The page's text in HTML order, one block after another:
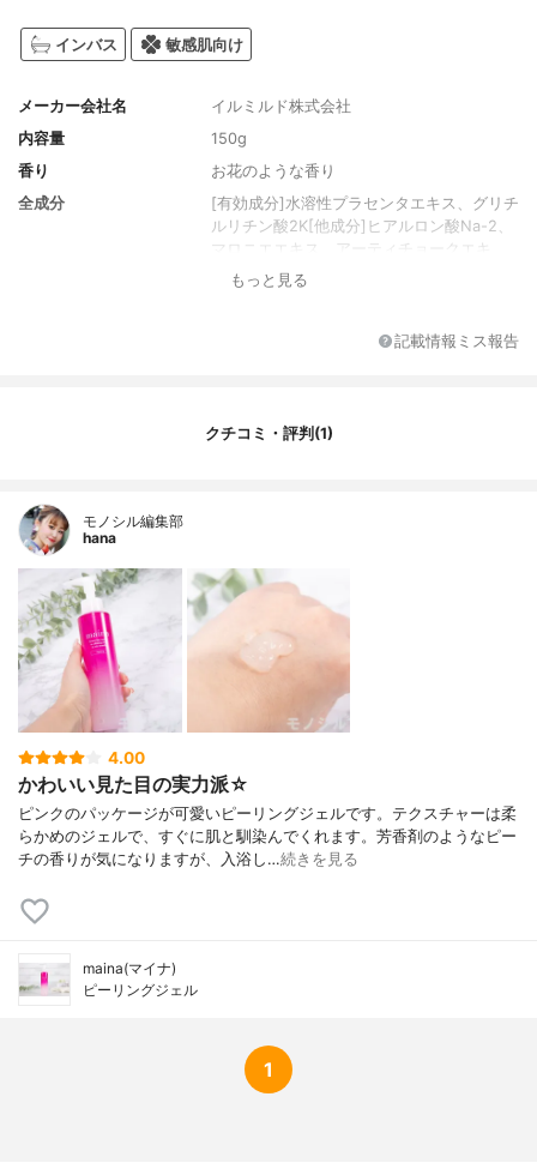
インバス 敏感肌向け
メーカー会社名
イルミルド株式会社
内容量
150g
香り
お花のような香り
全成分
[有効成分]水溶性プラセンタエキス、グリチ
ルリチン酸2K[他成分]ヒアルロン酸Na-2、
マロニエエキス、アーティチョークエキ
ス、シルバーナイン果実エキス、混合植物
ル酸・メタクリル酸アルキル共重合体、塩
もっと見る
記載情報ミス報告
クチコミ・評判(1)
モノシル編集部
hana
4.00
かわいい見た目の実力派☆
ピンクのパッケージが可愛いピーリングジェルです。テクスチャーは柔
らかめのジェルで、すぐに肌と馴染んでくれます。芳香剤のようなピー
チの香りが気になりますが、入浴し…続きを見る
maina(マイナ)
ピーリングジェル
1